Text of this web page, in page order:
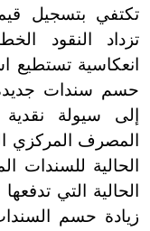
تكتفي بتسجيل
تزداد النقود
انعكاسية تستطيع
حسم سندات جديدة
إلى سيولة
المصرف المركزي
الحالية للسندات
الحالية التي
زيادة حسم